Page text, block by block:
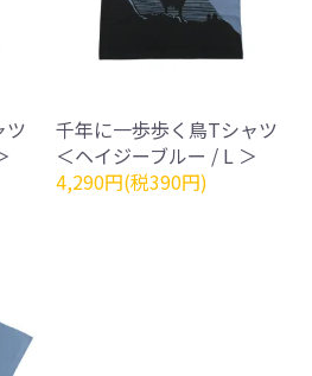
ツ
千年に一歩歩く鳥Tシャツ
＜ヘイジーブルー / L ＞
4,290円(税390円)